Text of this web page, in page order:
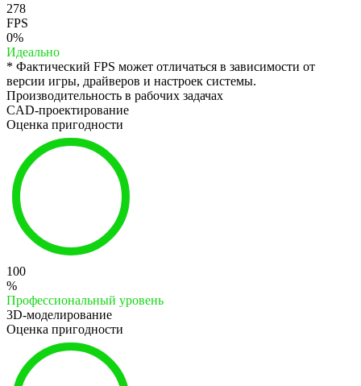
278
FPS
0%
Идеально
* Фактический FPS может отличаться в зависимости от
версии игры, драйверов и настроек системы.
Производительность в рабочих задачах
CAD-проектирование
Оценка пригодности
100
%
Профессиональный уровень
3D-моделирование
Оценка пригодности